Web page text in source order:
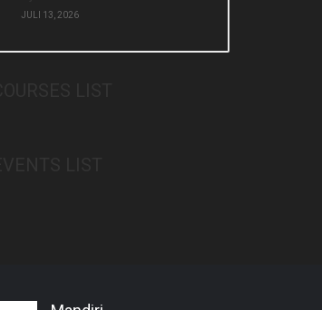
JULI 13, 2026